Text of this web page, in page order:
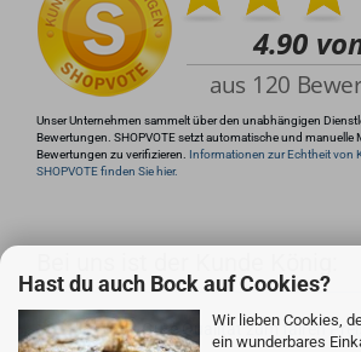
Hast du auch Bock auf Cookies?
Wir lieben Cookies,
ein wunderbares
Unser Unternehmen sammelt über den unabhängigen
Bewertungen. SHOPVOTE setzt automatische und manuelle
Bewertungen zu verifizieren. Informationen zur Echtheit von
SHOPVOTE finden Sie hier.
Gute Qualität zum fairen